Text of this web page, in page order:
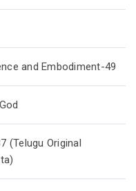
and Embodiment-49
(Telugu Original